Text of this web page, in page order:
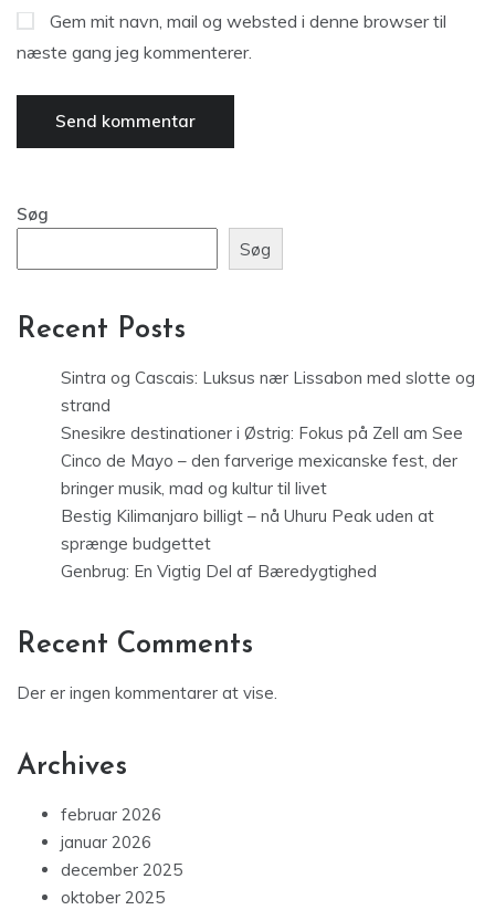
Gem mit navn, mail og websted i denne browser til
næste gang jeg kommenterer.
Søg
Søg
Recent Posts
Sintra og Cascais: Luksus nær Lissabon med slotte og
strand
Snesikre destinationer i Østrig: Fokus på Zell am See
Cinco de Mayo – den farverige mexicanske fest, der
bringer musik, mad og kultur til livet
Bestig Kilimanjaro billigt – nå Uhuru Peak uden at
sprænge budgettet
Genbrug: En Vigtig Del af Bæredygtighed
Recent Comments
Der er ingen kommentarer at vise.
Archives
februar 2026
januar 2026
december 2025
oktober 2025